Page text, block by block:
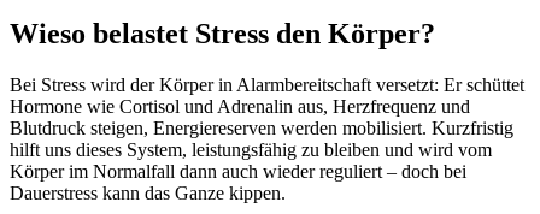
Wieso belastet Stress den Körper?
Bei Stress wird der Körper in Alarmbereitschaft versetzt: Er schüttet
Hormone wie Cortisol und Adrenalin aus, Herzfrequenz und
Blutdruck steigen, Energiereserven werden mobilisiert. Kurzfristig
hilft uns dieses System, leistungsfähig zu bleiben und wird vom
Körper im Normalfall dann auch wieder reguliert – doch bei
Dauerstress kann das Ganze kippen.